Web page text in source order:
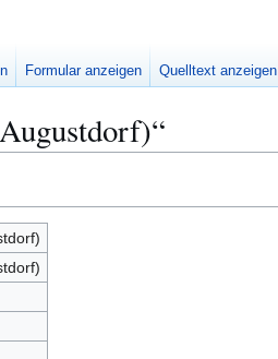
Formular anzeigen Quelltext anzeigen